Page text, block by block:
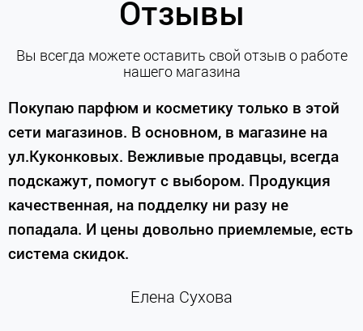
Отзывы
Вы всегда можете оставить свой отзыв о работе
нашего магазина
Покупаю парфюм и косметику только в этой
сети магазинов. В основном, в магазине на
ул.Куконковых. Вежливые продавцы, всегда
подскажут, помогут с выбором. Продукция
качественная, на подделку ни разу не
попадала. И цены довольно приемлемые, есть
система скидок.
Елена Сухова